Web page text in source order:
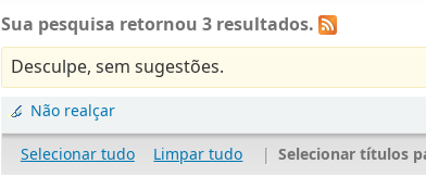
Sua pesquisa retornou 3 resultados.
Desculpe, sem sugestões.
Não realçar
Selecionar tudo
Limpar tudo | Selecionar títulos